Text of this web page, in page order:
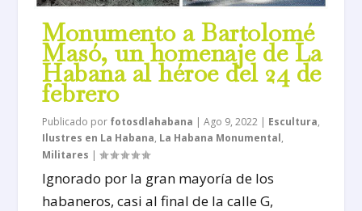
Monumento a Bartolomé
Masó, un homenaje de La
Habana al héroe del 24 de
febrero
Publicado por fotosdlahabana |Ago 9, 2022 | Escultura,
Ilustres en La Habana, La Habana Monumental,
Militares |
Ignorado por la gran mayoría de los
habaneros, casi al final de la calle G,